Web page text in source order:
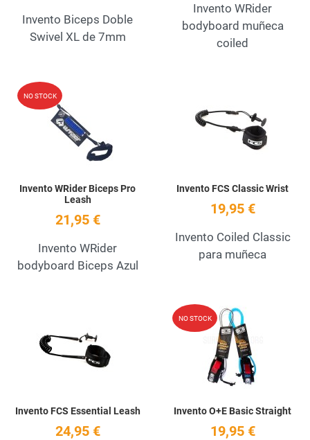
Invento Biceps Doble
Swivel XL de 7mm
Invento WRider
bodyboard muñeca
coiled
NO STOCK
Quick View
Invento WRider Biceps Pro
Leash
21,95 €
Invento WRider
bodyboard Biceps Azul
Invento FCS Classic Wrist
19,95 €
Invento Coiled Classic
para muñeca
Add to Wishlist
Invento FCS Essential Leash
24,95 €
NO STOCK
Invento O+E Basic Straight
19,95 €